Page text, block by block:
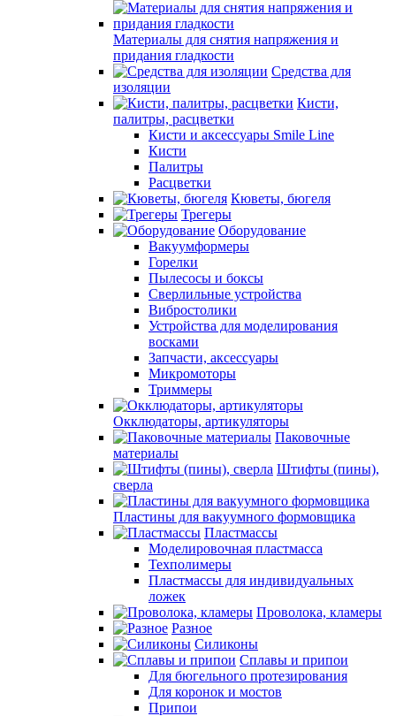
Материалы для снятия напряжения и
придания гладкости
Средства для
изоляции
Кисти,
палитры, расцветки
Кисти и аксессуары Smile Line
Кисти
Палитры
Расцветки
Кюветы, бюгеля
Трегеры
Оборудование
Вакуумформеры
Горелки
Пылесосы и боксы
Сверлильные устройства
Вибростолики
Устройства для моделирования
восками
Запчасти, аксессуары
Микромоторы
Триммеры
Окклюдаторы, артикуляторы
Паковочные
материалы
Штифты (пины),
сверла
Пластины для вакуумного формовщика
Пластмассы
Моделировочная пластмасса
Техполимеры
Пластмассы для индивидуальных
ложек
Проволока, кламеры
Разное
Силиконы
Сплавы и припои
Для бюгельного протезирования
Для коронок и мостов
Припои